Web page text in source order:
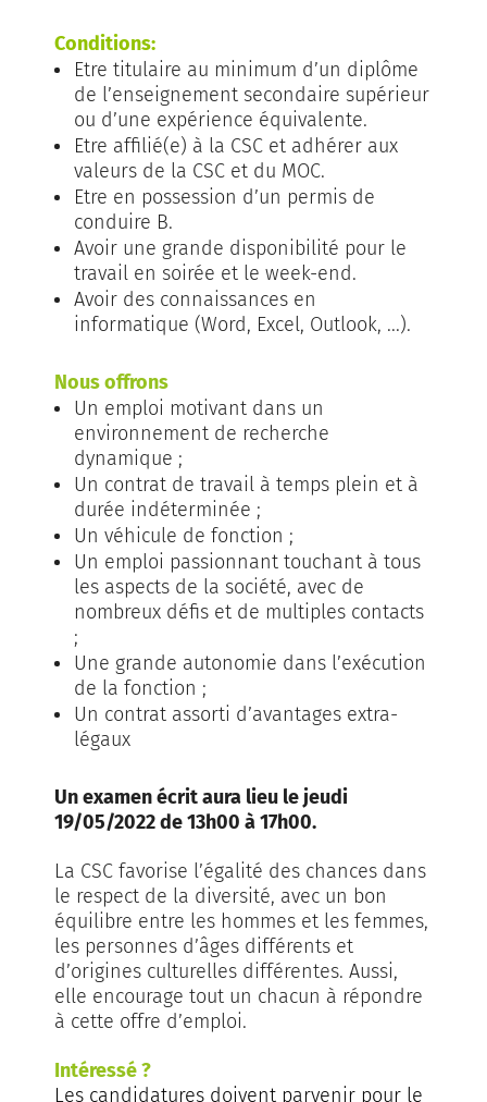
Conditions:
Etre titulaire au minimum d’un diplôme
de l’enseignement secondaire supérieur
ou d’une expérience équivalente.
Etre affilié(e) à la CSC et adhérer aux
valeurs de la CSC et du MOC.
Etre en possession d’un permis de
conduire B.
Avoir une grande disponibilité pour le
travail en soirée et le week-end.
Avoir des connaissances en
informatique (Word, Excel, Outlook, ...).
Nous offrons
Un emploi motivant dans un
environnement de recherche
dynamique ;
Un contrat de travail à temps plein et à
durée indéterminée ;
Un véhicule de fonction ;
Un emploi passionnant touchant à tous
les aspects de la société, avec de
nombreux défis et de multiples contacts
;
Une grande autonomie dans l’exécution
de la fonction ;
Un contrat assorti d’avantages extra-
légaux
Un examen écrit aura lieu le jeudi
19/05/2022 de 13h00 à 17h00.
La CSC favorise l’égalité des chances dans
le respect de la diversité, avec un bon
équilibre entre les hommes et les femmes,
les personnes d’âges différents et
d’origines culturelles différentes. Aussi,
elle encourage tout un chacun à répondre
à cette offre d’emploi.
Intéressé ?
Les candidatures doivent parvenir pour le